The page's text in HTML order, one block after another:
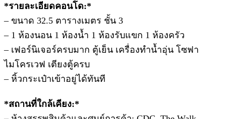
*รายละเอียดคอนโด:*
– ขนาด 32.5 ตารางเมตร ชั้น 3
– 1 ห้องนอน 1 ห้องน้ำ 1 ห้องรับแขก 1 ห้องครัว
– เฟอร์นิเจอร์ครบมาก ตู้เย็น เครื่องทำน้ำอุ่น โซฟา
ไมโครเวฟ เตียงตู้ครบ
– หิ้วกระเป๋าเข้าอยู่ได้ทันที
*สถานที่ใกล้เคียง:*